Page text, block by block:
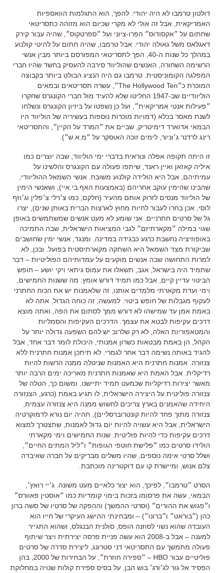
דולטון טרמבו לא היה יהודי. להפך, הוא התגלמות הוואספיות
האמריקאית, אבל זה אולי לא מקרי שכיום הוא מזוהה כתסריטאי
שחתום על ״אקסודוס״ הפרו-ציוני ועל ״ספרטקוס״, שהיה עבור קירק
דאגלאס משל גאולה יהודי. אבל טרמבו, שהיה חתום על להיטי קולנוע
במהלך כל שנות ה-40, הפך לתסריטאי המפורסם ביותר מבין אנשי
הרשימה השחורה, האנשים שהוליווד סירבה להעסיק בחשד שהיו חברי
המפלגה הקומוניסטית. טרמבו גם היה הנציג הבולט ביותר בקבוצה
המוכרת כ״The Hollywood Ten״, עשרה תסריטאים ובמאים
הוליוודיים שב-1947 החליטו שלא להעיד מול חברי הקונגרס שחקרו
״פעילות אנטי אמריקאית״, ועל כן נשפטו על ביזיון הקונגרס ונשלחו
לשנת מאסר בכלא (דמויות מוכרות נוספות בעשיריה של הוליווד היו
הבמאי אדוארד דימיטריק, שביים את ״המרד על הקיין״, והתסריטאי
רינג לרדנר ג׳וניור, לימים זוכה האוסקר על ״מ.א.ש״).
זו היתה תקופה אפלה ונוראית בדברי ימי הוליווד, שבה יוצרים כמו
איליה קאזאן ואיין ראנד, שיתפו פעולה עם הקונגרס והלשינו על
עמיתיהם, אבל היא הולידה קולנוע משובח. אנשי השמאל ההוליוודי,
שהבינו שהימין עוקב אחריהם (באמצעות האף.בי.איי), ושאנשי הימין
של הוליווד מנסים לזרוק אותם מהעיר (חלקם, כמו צ׳רלי צ׳פלין וג׳וזף
לוסי, אכן בחרו לעבור לחיות מחוץ לארצות הברית באותן שנים), יצרו
גל של סרטים חתרניים. אני שומע לא מעט אנשים שמשתמשים באופן
שגוי במילה ״מקארתיזם״ לגבי המציאות הישראלית, שבה התמיכה
באופוזיציה נחשבת כרגע כבגידה במדינה. ומנגד, אנשי ימין שחושבים
שביקורת מצד השמאל היא השתקה מקארתיסטית בפועל. ובכן, לא.
למרות התחושה שבה אנשים מוקעים על עמדותיהם הפוליטיות – דבר
שתמיד היה בישראל, אגב, תשאלו את עמוס גיתאי ויקי יושע – חופש
הביטוי עדיין קיים, אבל כמו תמיד דורש אומץ. מה ששנות החמישים,
וימי ועדת מקארתי מלמדים אותנו, זה שלאמנות יש את הכוח החתרני
לעקוף מגבלות של חופש ביטוי. למעשה, זה כוחה הגדול. אתה לא
באמת אמן עד שמישהו לא דורש ממך לסתום את הפה, ואתה מוצא
דרכים עקיפות לבטא את עצמך. הדרכים העקיפות והסמליות
והמטאפוריות האלה, לא רק שלרוב יש להם השפעה גדולה יותר על
הקהל, הן באמת מבטאות כשרון אמנותי, היכולת לומר דבר אחד, אבל
להגיד באותה נשימה דבר אחר לגמרי. לא תיתכן אמנות חתרנית ללא
צנזורה. אמנות חתרנית היא האמנות שניטלה ממנה הרשות להיות
רדיקלית. אבל האמת היא שאמנות חתרנית מאריכה ימים הרבה יותר
מאשר יצירות רדיקליות שכמעט תמיד יתיישנו. ומשום כך, הטלה של
צנזורה פוליטית על היצירה הישראלית, לו תגיע באמת (כרגע, הצנזורה
היחידה שהאמנים בארץ צריכים לחשוש ממנה היא צנזורה עצמית,
צנזורה מתוך פחד להיות קונטרוברסליים), תהיה יום נורא לדמוקרטיה
הישראלית, אבל היא עשויה להיות יום גדול לאמנות, שתצטרך למצוא
דרכים עקיפות כדי להיות פוליטית. שנות החמישים וימי מקארתי
הולידו סרטים כמו ״פלישת חוטפי הגופות״ ו״ליל המתים החיים״,
ושלל סרטי אימה נוספים, שהיו משלים מבריקים על חברה שאיבדה
צלם אנוש, ומיישרת קו עם דוקטרינה מוכתבת.
הסרט ״טרמבו״, לפיכך, הוא יצור כלאיים מעט משונה. ג׳יי רואץ׳,
הבמאי, עשה את פרסומו בזכות בימוי קומדיות כמו ״אוסטין פאוורס״
ו״פגוש את ההורים״ (וסרטי ההמשך) וההפקה של סרטיו של סשה ברון
כהן (״בוראט״ ו״ברונו״) – ומבחינתי ההישג העיקרי של חייו הוא
העובדה שהוא נשוי לסוזנה הופס, סולנית הבנגלס, ושהוא התגייר
למענה – אבל ב-2008 הוא עשה פניית פרסה יצירתית ויצר שיתוף
פעולה מתמשך עם התסריטאי דני סטרונג, ליצירת סדרה של סרטים
פוליטיים עבור HBO – ״ספירה חוזרת״, על הבחירות של 2000, בהן
הפסיד אל גור לג׳ורג׳ בוש הבן, על בסיס ספירת קולות שנויה במחלוקת